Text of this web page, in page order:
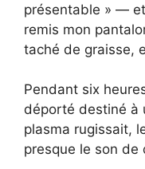
présentable » — et
remis mon
taché de graisse,
Pendant six
déporté destiné à
plasma rugissait,
presque le son de